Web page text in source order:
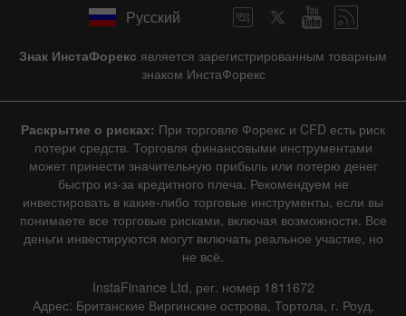
Русский
Знак ИнстаФорекс является зарегистрированным товарным
знаком ИнстаФорекс
Раскрытие о рисках: При торговле Форекс и CFD есть риск
потери средств. Торговля финансовыми инструментами
может принести значительную прибыль или потерю денег
быстро из-за кредитного плеча. Рекомендуем не
инвестировать в какие-либо торговые инструменты, если вы
понимаете все торговые рисками, включая возможности. Все
деньги инвестируются могут включать реальное участие, но
не всё.
InstaFinance Ltd, рег. номер 1811672
Адрес: Британские Виргинские острова, Тортола, г. Роуд,